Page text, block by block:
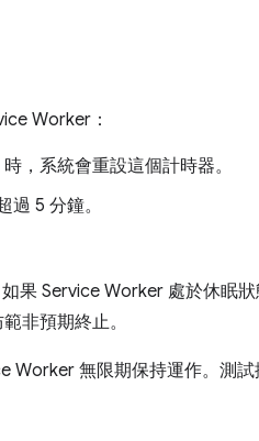
Worker：
，系統會重設這個計時器。
5 分鐘。
果 Service Worker 處於休眠
非預期終止。
Worker 無限期保持運作。測